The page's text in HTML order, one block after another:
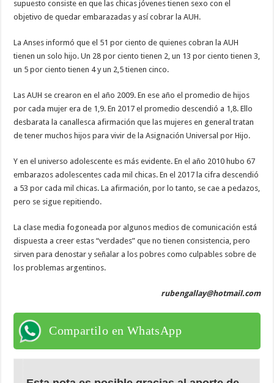
supuesto consiste en que las chicas jóvenes tienen sexo con el
objetivo de quedar embarazadas y así cobrar la AUH.
La Anses informó que el 51 por ciento de quienes cobran la AUH
tienen un solo hijo. Un 28 por ciento tienen 2, un 13 por ciento tienen 3,
un 5 por ciento tienen 4 y un 2,5 tienen cinco.
Las AUH se crearon en el año 2009. En ese año el promedio de hijos
por cada mujer era de 1,9. En 2017 el promedio descendió a 1,8. Ello
desbarata la canallesca afirmación que las mujeres en general tratan
de tener muchos hijos para vivir de la Asignación Universal por Hijo.
Y en el universo adolescente es más evidente. En el año 2010 hubo 67
embarazos adolescentes cada mil chicas. En el 2017 la cifra descendió
a 53 por cada mil chicas. La afirmación, por lo tanto, se cae a pedazos,
pero se sigue repitiendo.
La clase media fogoneada por algunos medios de comunicación está
dispuesta a creer estas “verdades” que no tienen consistencia, pero
sirven para denostar y señalar a los pobres como culpables sobre de
los problemas argentinos.
rubengallay@hotmail.com
Compartilo en WhatsApp